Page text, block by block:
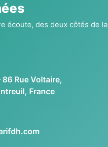
écoute, des deux côtés de la
Rue Voltaire,
France